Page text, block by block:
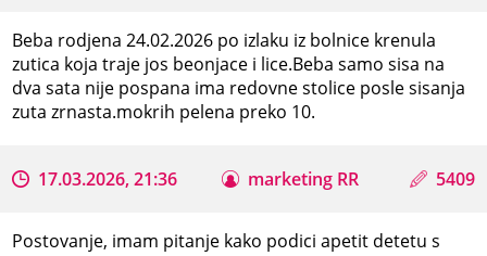
Beba rodjena 24.02.2026 po izlaku iz bolnice krenula
zutica koja traje jos beonjace i lice.Beba samo sisa na
dva sata nije pospana ima redovne stolice posle sisanja
zuta zrnasta.mokrih pelena preko 10.
17.03.2026, 21:36 marketing RR 5409
Postovanje, imam pitanje kako podici apetit detetu s